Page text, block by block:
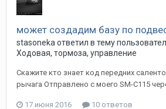
может создадим базу по
stasoneka ответил в тему
Ходовая, тормоза, управление
Скажите кто знает код передних
рычага Отправлено с моего SM-C115
17 июня 2016 10 ответов